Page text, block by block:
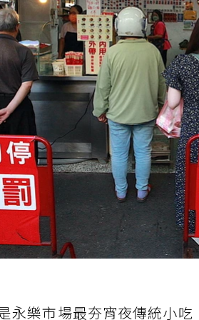
永樂市場最夯宵夜傳統小吃